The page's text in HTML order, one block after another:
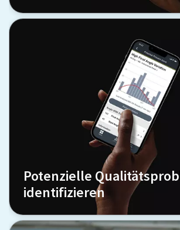
Potenzielle
identifizieren